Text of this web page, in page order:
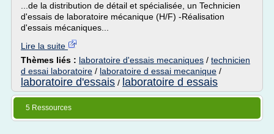
...de la distribution de détail et spécialisée, un Technicien
d'essais de laboratoire mécanique (H/F) -Réalisation
d'essais mécaniques...
Lire la suite
Thèmes liés : laboratoire d'essais mecaniques / technicien
d essai laboratoire / laboratoire d essai mecanique /
laboratoire d'essais / laboratoire d essais
5 Ressources